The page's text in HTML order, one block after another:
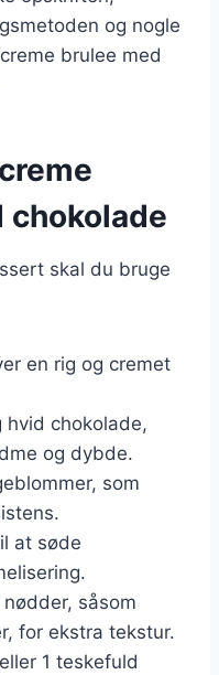
og nogle
brulee med
chokolade
skal du bruge
en rig og cremet
hvid chokolade,
og dybde.
som
at søde
såsom
for ekstra tekstur.
1 teskefuld